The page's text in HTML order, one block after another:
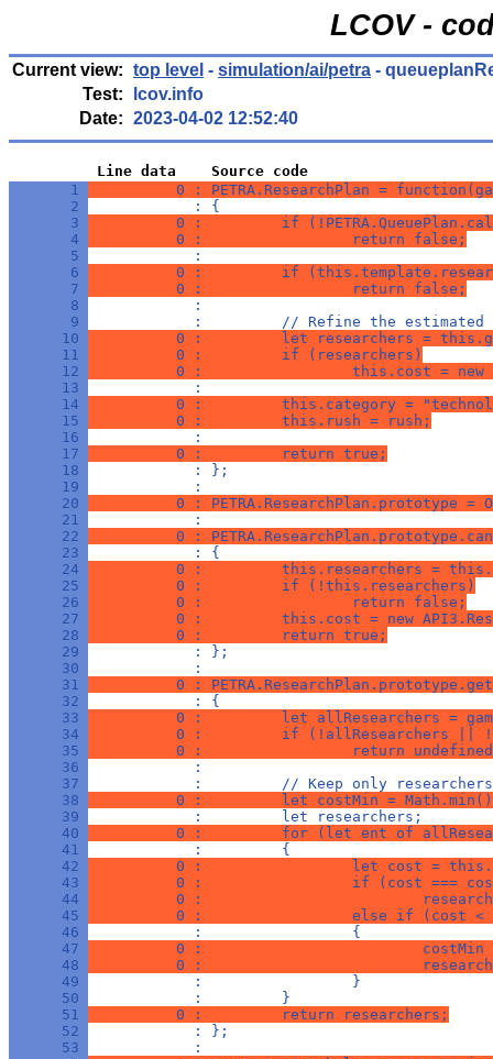
LCOV -
Current view: top level - simulation/ai/petra -
Test:
lcov.info
Date: 2023-04-02 12:52:40
          Line data    Source code
       1
0 : PETRA.ResearchPlan =
       2
            : {
       3
0 :         if
       4
          0 :                 return false;
       5
            :
       6
0 :         if
       7
          0 :                 return false;
       8
            :
       9
:         // Refine the estimated
      10
0 :         let researchers =
      11
          0 :         if (researchers)
      12
0 :                 this.cost =
      13
            :
      14
0 :         this.category =
      15
          0 :         this.rush = rush;
      16
            :
      17
          0 :         return true;
      18
            : };
      19
            :
      20
0 : PETRA.ResearchPlan.prototype =
      21
            :
      22
0 :
      23
            : {
      24
0 :         this.researchers =
      25
          0 :         if (!this.researchers)
      26
          0 :                 return false;
      27
0 :         this.cost = new
      28
          0 :         return true;
      29
            : };
      30
            :
      31
0 :
      32
            : {
      33
0 :         let allResearchers =
      34
0 :         if (!allResearchers ||
      35
0 :                 return
      36
            :
      37
:         // Keep only
      38
0 :         let costMin =
      39
            :         let researchers;
      40
0 :         for (let ent of
      41
            :         {
      42
0 :                 let cost =
      43
0 :                 if (cost ===
      44
0 :
      45
0 :                 else if (cost <
      46
            :                 {
      47
0 :                         costMin
      48
0 :
      49
            :                 }
      50
            :         }
      51
          0 :         return researchers;
      52
            : };
      53
            :